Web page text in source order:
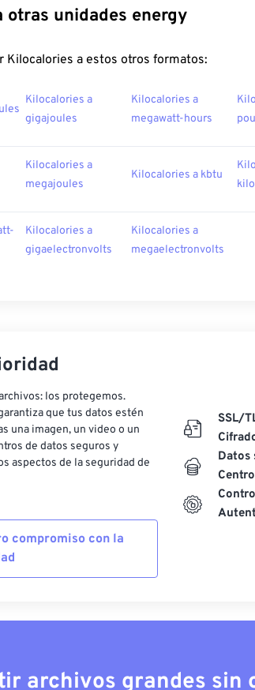
unidades energy
Kilocalories a estos otros formatos:
Kilocalories a
gigajoules
Kilocalories a
megawatt-hours
Kilocalories a
megajoules
Kilocalories a kbtu
Kilocalories a
gigaelectronvolts
Kilocalories a
megaelectronvolts
los protegemos.
que tus datos estén
una imagen, un video o un
de datos seguros y
aspectos de la seguridad de
compromiso con la
SSL/
Datos
archivos grandes sin